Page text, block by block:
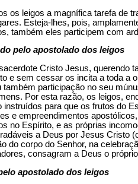
os leigos a magnífica tarefa de
Esteja-lhes, pois,
também eles participem com
pelo apostolado dos leigos
Cristo Jesus, querendo
e sem cessar os incita a toda a
participação no seu
Por esta razão, os leigos,
para que os frutos do
e empreendimentos
no Espírito, e as próprias
a Deus por Jesus Cristo
do corpo do Senhor, na
consagram a Deus o
apostolado dos leigos